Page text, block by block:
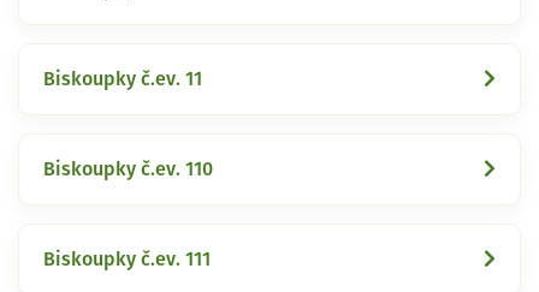
Biskoupky č.ev. 11
Biskoupky č.ev. 110
Biskoupky č.ev. 111